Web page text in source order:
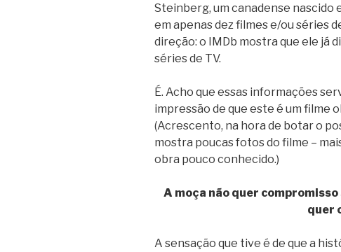
Steinberg, um canadense nascido
em apenas dez filmes e/ou séries
direção: o IMDb mostra que ele já
séries de TV.
É. Acho que essas informações
impressão de que este é um filme
(Acrescento, na hora de botar o
mostra poucas fotos do filme –
obra pouco conhecido.)
A moça não quer
quer
A sensação que tive é de que a